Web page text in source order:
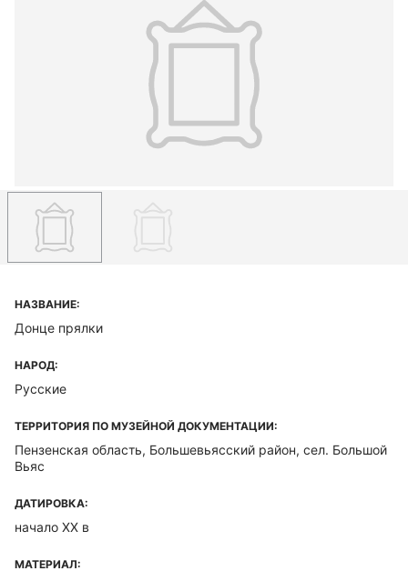
НАЗВАНИЕ:
Донце прялки
НАРОД:
Русские
ТЕРРИТОРИЯ ПО МУЗЕЙНОЙ ДОКУМЕНТАЦИИ:
Пензенская область, Большевьясский район, сел. Большой
Вьяс
ДАТИРОВКА:
начало ХХ в
МАТЕРИАЛ: